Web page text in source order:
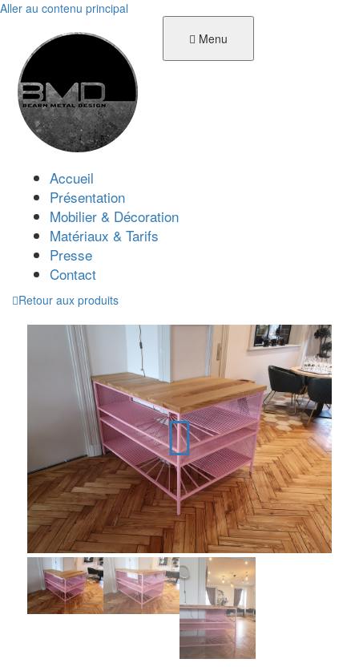
Aller au contenu principal
Menu
Accueil
Présentation
Mobilier & Décoration
Matériaux & Tarifs
Presse
Contact
Retour aux produits